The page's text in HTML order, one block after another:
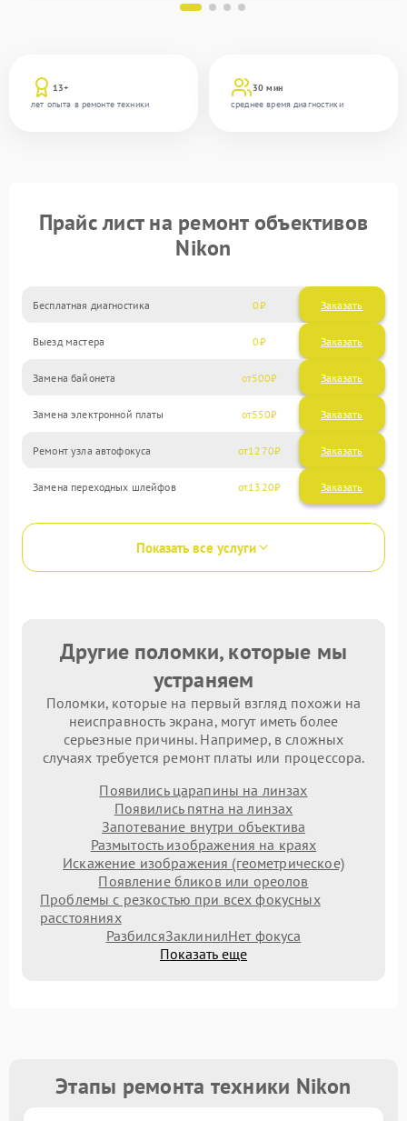
13+
лет опыта в ремонте техники
30 мин
среднее время диагностики
Прайс лист на ремонт объективов
Nikon
Бесплатная диагностика 0 Заказать
Выезд мастера 0 Заказать
Замена байонета 500
Замена электронной платы 550
Ремонт узла автофокуса 1270
Замена переходных шлейфов 1320
Показать все услуги
Другие поломки, которые мы
устраняем
Поломки, которые на первый взгляд похожи на
неисправность экрана, могут иметь более
серьезные причины. Например, в сложных
случаях требуется ремонт платы или процессора.
Появились царапины на линзах
Появились пятна на линзах
Запотевание внутри объектива
Размытость изображения на краях
Искажение изображения (геометрическое)
Появление бликов или ореолов
Проблемы с резкостью при всех фокусных
расстояниях
РазбилсяЗаклинилНет фокуса
Показать еще
Этапы ремонта техники Nikon